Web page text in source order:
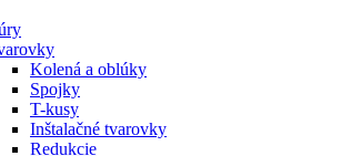
Kolená a oblúky
Spojky
T-kusy
Inštalačné tvarovky
Redukcie